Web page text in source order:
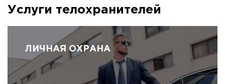
Услуги телохранителей
ЛИЧНАЯ ОХРАНА